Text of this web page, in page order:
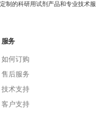
制的科研用试剂产品和专业技术服
服务
如何订购
售后服务
技术支持
客户支持